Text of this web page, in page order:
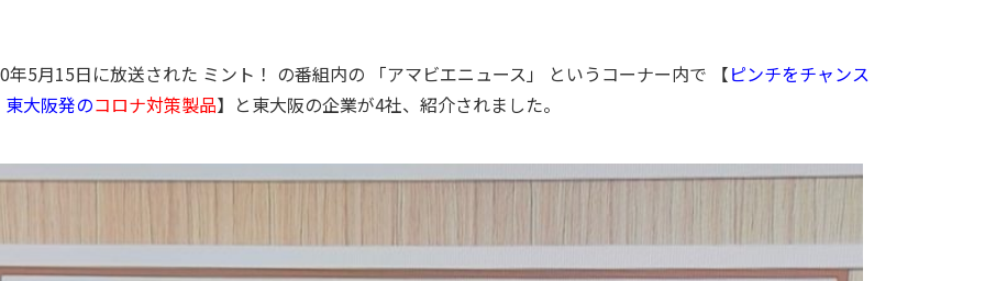
年5月15日に放送された ミント！ の番組内の 「アマビエニュース」 というコーナー内で 【ピンチをチャンス
東大阪発のコロナ対策製品】と東大阪の企業が4社、紹介されました。